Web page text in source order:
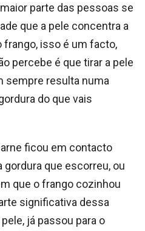
parte das pessoas se
que a pele concentra a
frango, isso é um facto,
percebe é que tirar a pele
sempre resulta numa
do que vais
ficou em contacto
que escorreu, ou
que o frango cozinhou
significativa dessa
já passou para o